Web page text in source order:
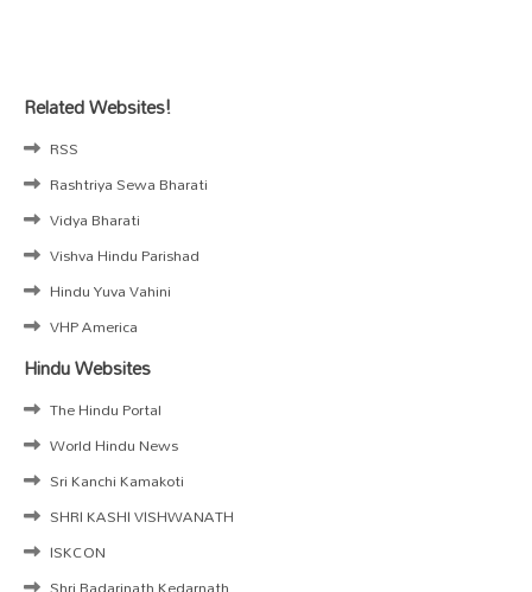
Related Websites!
RSS
Rashtriya Sewa Bharati
Vidya Bharati
Vishva Hindu Parishad
Hindu Yuva Vahini
VHP America
Hindu Websites
The Hindu Portal
World Hindu News
Sri Kanchi Kamakoti
SHRI KASHI VISHWANATH
ISKCON